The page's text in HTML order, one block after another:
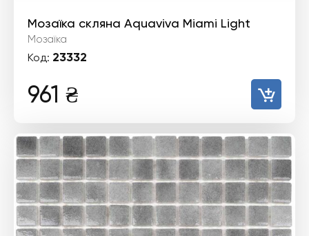
Мозаїка скляна Aquaviva Miami Light
Мозаїка
Код: 23332
961 ₴